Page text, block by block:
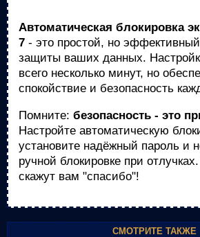
Автоматическая блокировка
7 - это простой, но
защиты ваших данных.
всего несколько минут, но
спокойствие и безопасность
Помните: безопасность - это
Настройте автоматическую
установите надёжный пароль и
ручной блокировке при
скажут вам "спасибо"!
СМОТРИТЕ ТАКЖЕ